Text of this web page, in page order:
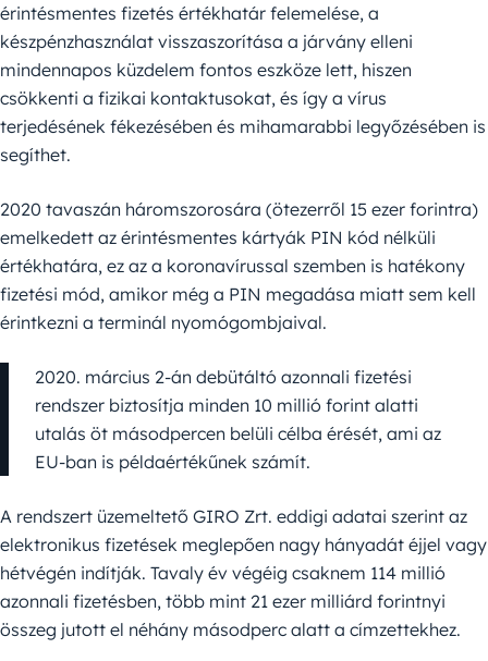
érintésmentes fizetés értékhatár felemelése, a
készpénzhasználat visszaszorítása a járvány elleni
mindennapos küzdelem fontos eszköze lett, hiszen
csökkenti a fizikai kontaktusokat, és így a vírus
terjedésének fékezésében és mihamarabbi legyőzésében is
segíthet.
2020 tavaszán háromszorosára (ötezerről 15 ezer forintra)
emelkedett az érintésmentes kártyák PIN kód nélküli
értékhatára, ez az a koronavírussal szemben is hatékony
fizetési mód, amikor még a PIN megadása miatt sem kell
érintkezni a terminál nyomógombjaival.
2020. március 2-án debütáltó azonnali fizetési
rendszer biztosítja minden 10 millió forint alatti
utalás öt másodpercen belüli célba érését, ami az
EU-ban is példaértékűnek számít.
A rendszert üzemeltető GIRO Zrt. eddigi adatai szerint az
elektronikus fizetések meglepően nagy hányadát éjjel vagy
hétvégén indítják. Tavaly év végéig csaknem 114 millió
azonnali fizetésben, több mint 21 ezer milliárd forintnyi
összeg jutott el néhány másodperc alatt a címzettekhez.